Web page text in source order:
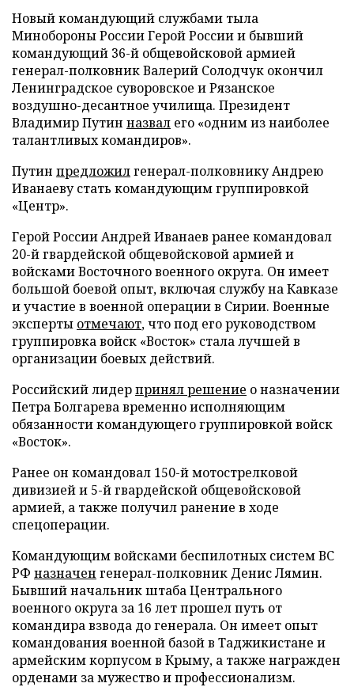
Новый командующий службами тыла
Минобороны России Герой России и бывший
командующий 36-й общевойсковой армией
генерал-полковник Валерий Солодчук окончил
Ленинградское суворовское и Рязанское
воздушно-десантное училища. Президент
Владимир Путин назвал его «одним из наиболее
талантливых командиров».
Путин предложилгенерал-полковнику Андрею
Иванаеву стать командующим группировкой
«Центр».
Герой России Андрей Иванаев ранее командовал
20-й гвардейской общевойсковой армией и
войсками Восточного военного округа. Он имеет
большой боевой опыт, включая службу на Кавказе
и участие в военной операции в Сирии. Военные
эксперты отмечают, что под его руководством
группировка войск «Восток» стала лучшей в
организации боевых действий.
Российский лидерпринял решение о назначении
Петра Болгарева временно исполняющим
обязанности командующего группировкой войск
«Восток».
Ранее он командовал 150-й мотострелковой
дивизией и 5-й гвардейской общевойсковой
армией, а также получил ранение в ходе
спецоперации.
Командующим войсками беспилотных систем ВС
РФ назначен генерал-полковник Денис Лямин.
Бывший начальник штаба Центрального
военного округа за 16 лет прошел путь от
командира взвода до генерала. Он имеет опыт
командования военной базой в Таджикистане и
армейским корпусом в Крыму, а также награжден
орденами за мужество и профессионализм.